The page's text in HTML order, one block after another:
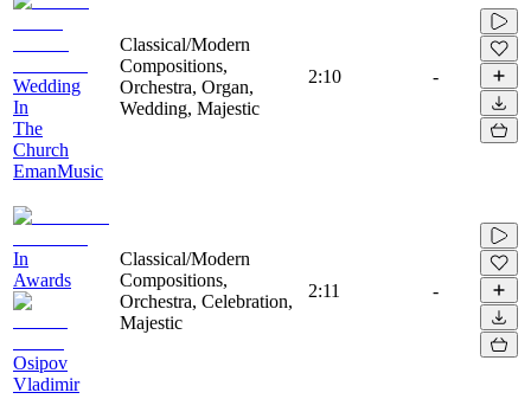
Wedding
In
The
Church
EmanMusic
Classical/Modern
Compositions,
Orchestra, Organ,
Wedding, Majestic
2:10 -
In
Awards
Osipov
Vladimir
Classical/Modern
Compositions,
Orchestra, Celebration,
Majestic
2:11 -